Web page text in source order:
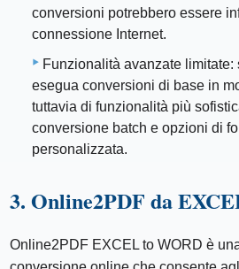
conversioni potrebbero essere
connessione Internet.
Funzionalità avanzate
esegua conversioni di base in
tuttavia di funzionalità più
conversione batch e opzioni di
personalizzata.
3. Online2PDF da
Online2PDF EXCEL to WORD è